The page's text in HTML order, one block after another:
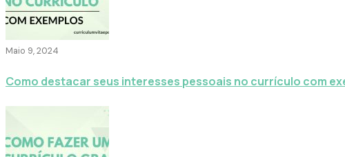
Maio 9, 2024
Como destacar seus interesses pessoais no currículo com